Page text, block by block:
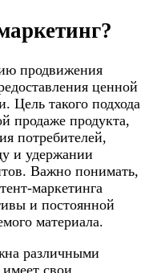
продвижения
ценной
Цель такого подхода
продаже продукта,
потребителей,
и удержании
Важно понимать,
маркетинга
и постоянной
материала.
различными
свои